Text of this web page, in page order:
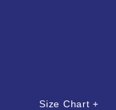
Size Chart +